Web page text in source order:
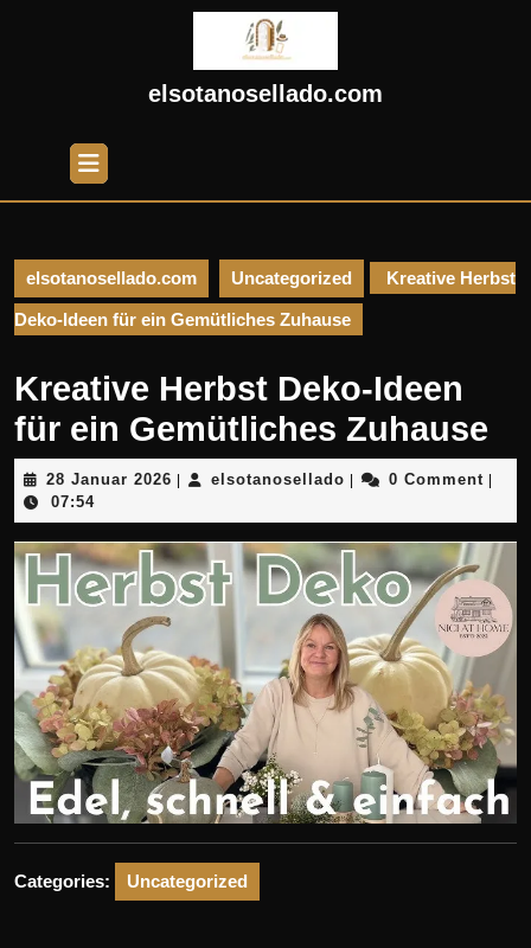
elsotanosellado.com
Open
Button
elsotanosellado.com Uncategorized Kreative Herbst
Deko-Ideen für ein Gemütliches Zuhause
Kreative Herbst Deko-Ideen
für ein Gemütliches Zuhause
28 Januar 2026 28
2026
| elsotanosellado elsotanosellado
| 0 Comment |
07:54
Categories: Uncategorized